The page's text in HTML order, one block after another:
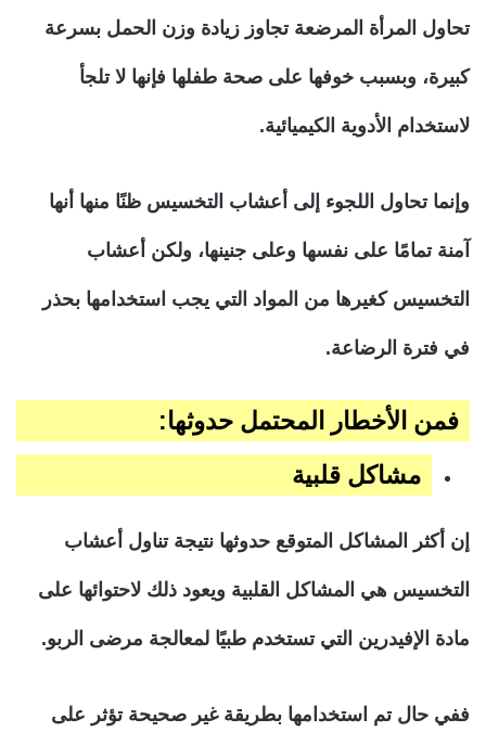
تحاول المرأة المرضعة تجاوز زيادة وزن الحمل بسرعة
كبيرة، وبسبب خوفها على صحة طفلها فإنها لا تلجأ
لاستخدام الأدوية الكيميائية.
وإنما تحاول اللجوء إلى أعشاب التخسيس ظنًا منها أنها
آمنة تمامًا على نفسها وعلى جنينها، ولكن أعشاب
التخسيس كغيرها من المواد التي يجب استخدامها بحذر
في فترة الرضاعة.
فمن الأخطار المحتمل حدوثها:
مشاكل قلبية
إن أكثر المشاكل المتوقع حدوثها نتيجة تناول أعشاب
التخسيس هي المشاكل القلبية ويعود ذلك لاحتوائها على
مادة الإفيدرين التي تستخدم طبيًا لمعالجة مرضى الربو.
ففي حال تم استخدامها بطريقة غير صحيحة تؤثر على